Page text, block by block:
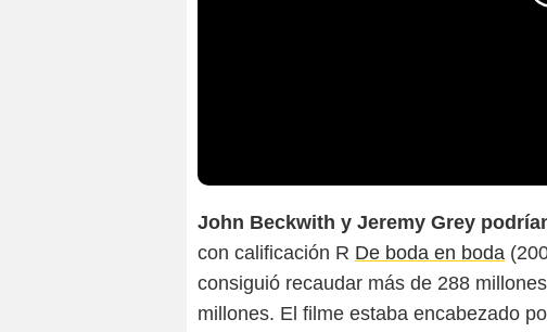
John Beckwith y Jeremy Grey
con calificación R De boda en boda
consiguió recaudar más de 288
millones. El filme estaba encabezado